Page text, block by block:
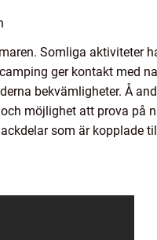
Somliga aktiviteter
ger kontakt med
bekvämligheter. Å
möjlighet att prova på
som är kopplade